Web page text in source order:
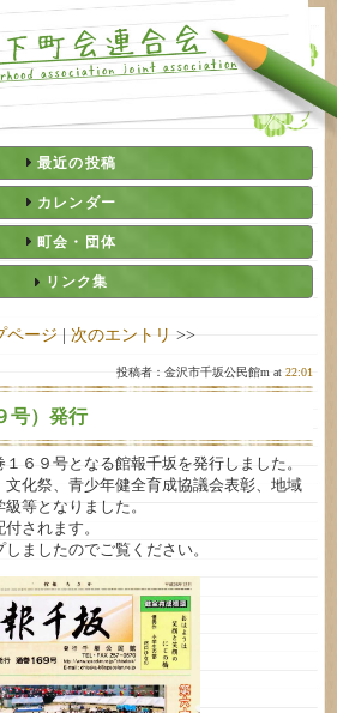
最近の投稿
カレンダー
町会・団体
リンク集
ページ | 次のエントリ >>
投稿者：金沢市千坂公民館m at22:01
号）発行
６９号となる館報千坂を発行しました。
化祭、青少年健全育成協議会表彰、地域
等となりました。
されます。
ましたのでご覧ください。